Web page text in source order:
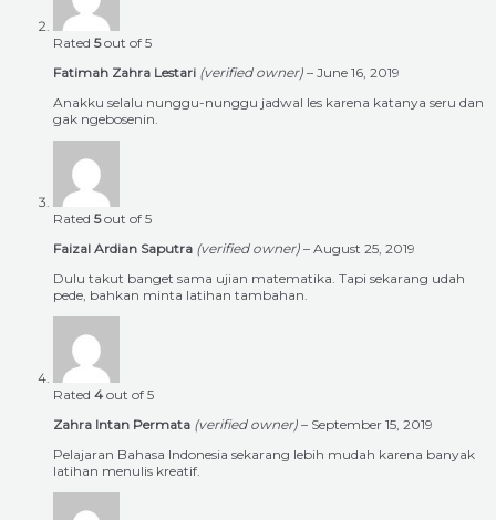
Rated 5out of 5
Fatimah Zahra Lestari (verified owner) – June 16, 2019
Anakku selalu nunggu-nunggu jadwal les karena katanya seru dan
gak ngebosenin.
Rated 5out of 5
Faizal Ardian Saputra (verified owner) – August 25, 2019
Dulu takut banget sama ujian matematika. Tapi sekarang udah
pede, bahkan minta latihan tambahan.
Rated 4 out of 5
Zahra Intan Permata (verified owner) – September 15, 2019
Pelajaran Bahasa Indonesia sekarang lebih mudah karena banyak
latihan menulis kreatif.